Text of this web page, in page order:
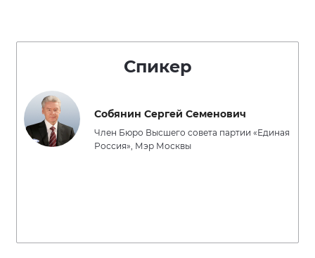
Спикер
Собянин Сергей Семенович
Член Бюро Высшего совета партии «Единая
Россия», Мэр Москвы